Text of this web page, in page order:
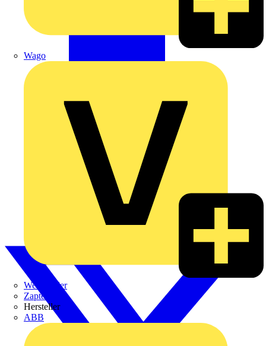
Wago
Weidmüller
Zaptec
Hersteller
ABB